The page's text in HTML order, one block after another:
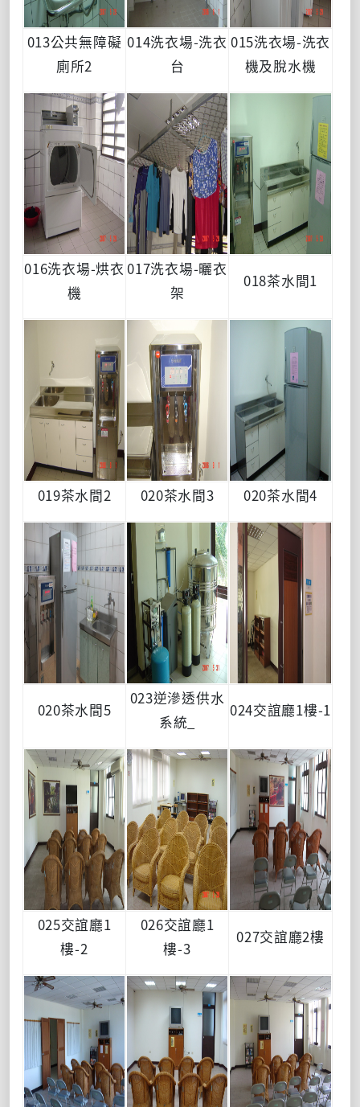
013公共無障礙
廁所2
014洗衣場-洗衣
台
015洗衣場-洗衣
機及脫水機
016洗衣場-烘衣
機
017洗衣場-曬衣
架
018茶水間1
019茶水間2 020茶水間3 020茶水間4
020茶水間5
023逆滲透供水
系統_
024交誼廳1樓-1
025交誼廳1
樓-2
026交誼廳1
樓-3
027交誼廳2樓